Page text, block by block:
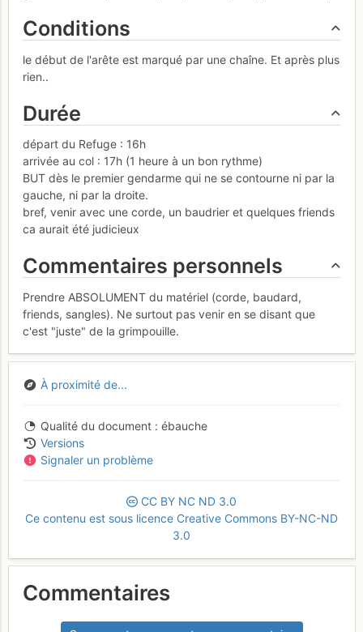
Conditions
le début de l'arête est marqué par une chaîne. Et après plus
rien..
Durée
départ du Refuge : 16h
arrivée au col : 17h (1 heure à un bon rythme)
BUT dès le premier gendarme qui ne se contourne ni par la
gauche, ni par la droite.
bref, venir avec une corde, un baudrier et quelques friends
ca aurait été judicieux
Commentaires personnels
Prendre ABSOLUMENT du matériel (corde, baudard,
friends, sangles). Ne surtout pas venir en se disant que
c'est "juste" de la grimpouille.
À proximité de...
Qualité du document
ébauche
Versions
Signaler un problème
CC BY NC ND 3.0
Ce contenu est sous licence Creative Commons BY-NC-ND
3.0
Commentaires